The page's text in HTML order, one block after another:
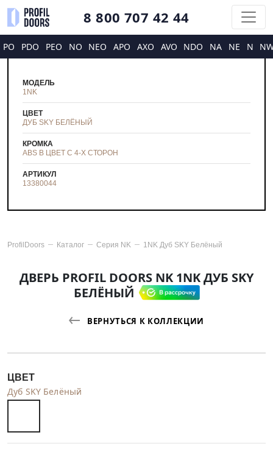
8 800 707 42 44
PO PDO PEO NO NEO APO AXO AVO NDO NA NE N
МОДЕЛЬ
1NK
ЦВЕТ
ДУБ SKY БЕЛЁНЫЙ
КРОМКА
ABS В ЦВЕТ С 4-Х СТОРОН
АРТИКУЛ
13380044
ProfilDoors Каталог Серия NK 1NK Дуб SKY Белёный
ДВЕРЬ PROFIL DOORS NK 1NK ДУБ SKY
БЕЛЁНЫЙ
ВЕРНУТЬСЯ К КОЛЛЕКЦИИ
ЦВЕТ
Дуб SKY Белёный